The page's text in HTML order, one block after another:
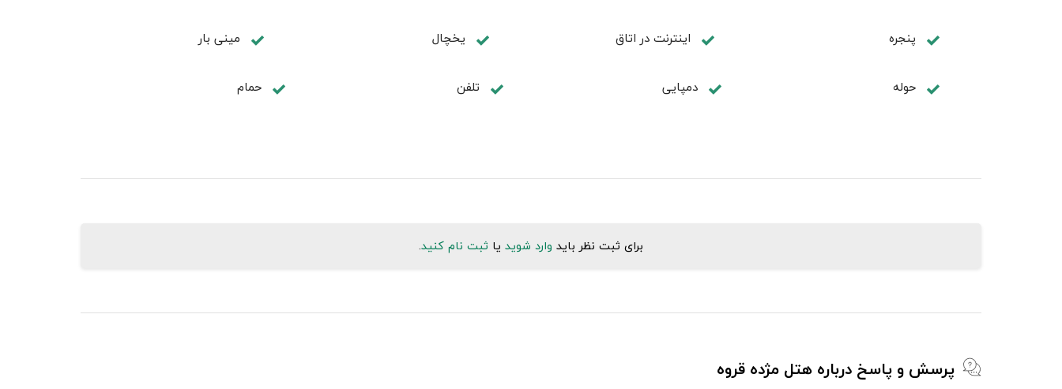
پنجره اینترنت در اتاق یخچال مینی بار
حوله دمپایی تلفن حمام
برای ثبت نظر باید وارد شوید یا ثبت نام کنید.
پرسش و پاسخ درباره هتل مژده قروه